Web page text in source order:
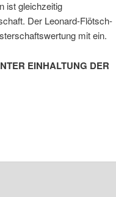
ist gleichzeitig
Der Leonard-Flötsch-
mit ein.
EINHALTUNG DER